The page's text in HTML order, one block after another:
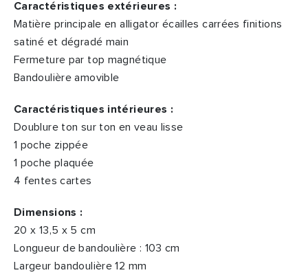
Caractéristiques extérieures :
Matière principale en alligator écailles carrées finitions
satiné et dégradé main
Fermeture par top magnétique
Bandoulière amovible
Caractéristiques intérieures :
Doublure ton sur ton en veau lisse
1 poche zippée
1 poche plaquée
4 fentes cartes
Dimensions :
20 x 13,5 x 5 cm
Longueur de bandoulière : 103 cm
Largeur bandoulière 12 mm